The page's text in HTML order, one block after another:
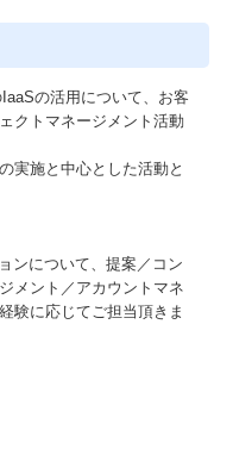
の活用について、お客
クトマネージメント活動
実施と中心とした活動と
ンについて、提案／コン
ント／アカウントマネ
験に応じてご担当頂きま